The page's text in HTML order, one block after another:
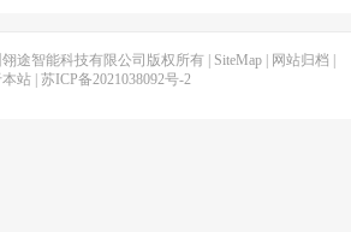
途智能科技有限公司版权所有 | SiteMap| 网站归档
站| 苏ICP备2021038092号-2